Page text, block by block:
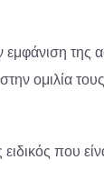
εμφάνιση της
ομιλία
που